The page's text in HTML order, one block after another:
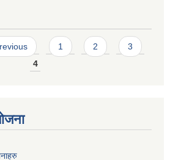
1 2
3
4